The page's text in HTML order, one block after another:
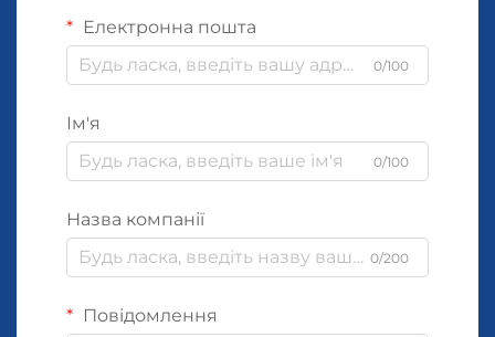
Електронна пошта
0/100
Ім'я
0/100
Назва компанії
0/200
Повідомлення